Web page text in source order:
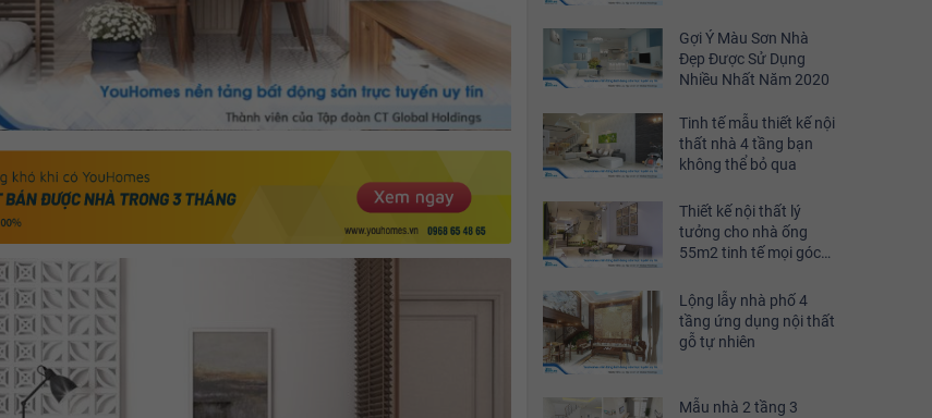
Gợi Ý Màu Sơn Nhà
Đẹp Được Sử Dụng
Nhiều Nhất Năm 2020
Tinh tế mẫu thiết kế nội
thất nhà 4 tầng bạn
không thể bỏ qua
Thiết kế nội thất lý
tưởng cho nhà ống
55m2 tinh tế mọi góc
Lộng lẫy nhà phố 4
tầng ứng dụng nội thất
gỗ tự nhiên
Mẫu nhà 2 tầng 3